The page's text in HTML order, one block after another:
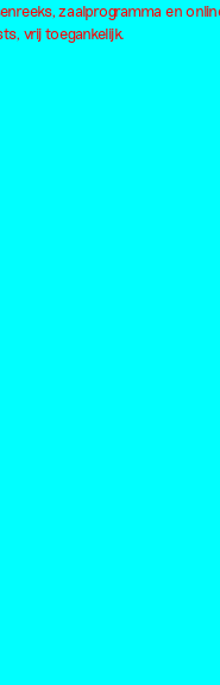
zaalprogramma en
vrij toegankelijk.